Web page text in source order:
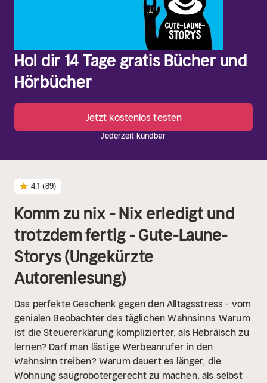
Hol dir 14 Tage gratis Bücher und
Hörbücher
Jetzt kostenlos testen
Jederzeit kündbar
4.1 (89)
Komm zu nix - Nix erledigt und
trotzdem fertig - Gute-Laune-
Storys (Ungekürzte
Autorenlesung)
Das perfekte Geschenk gegen den Alltagsstress - vom
genialen Beobachter des täglichen Wahnsinns Warum
ist die Steuererklärung komplizierter, als Hebräisch zu
lernen? Darf man lästige Werbeanrufer in den
Wahnsinn treiben? Warum dauert es länger, die
Wohnung saugrobotergerecht zu machen, als selbst